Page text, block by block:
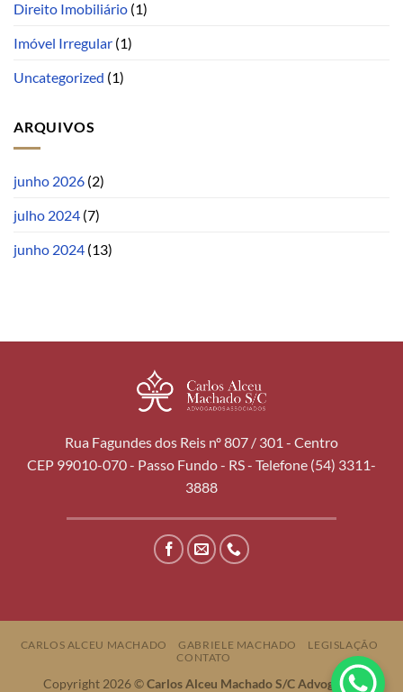
Direito Imobiliário (1)
Imóvel Irregular (1)
Uncategorized (1)
ARQUIVOS
junho 2026 (2)
julho 2024 (7)
junho 2024 (13)
Rua Fagundes dos Reis nº 807 / 301 - Centro
CEP 99010-070 - Passo Fundo - RS - Telefone (54) 3311-
3888
CARLOS ALCEU MACHADO GABRIELE MACHADO
LEGISLAÇÃO
CONTATO
Copyright 2026 ©Carlos Alceu Machado S/C Advogados